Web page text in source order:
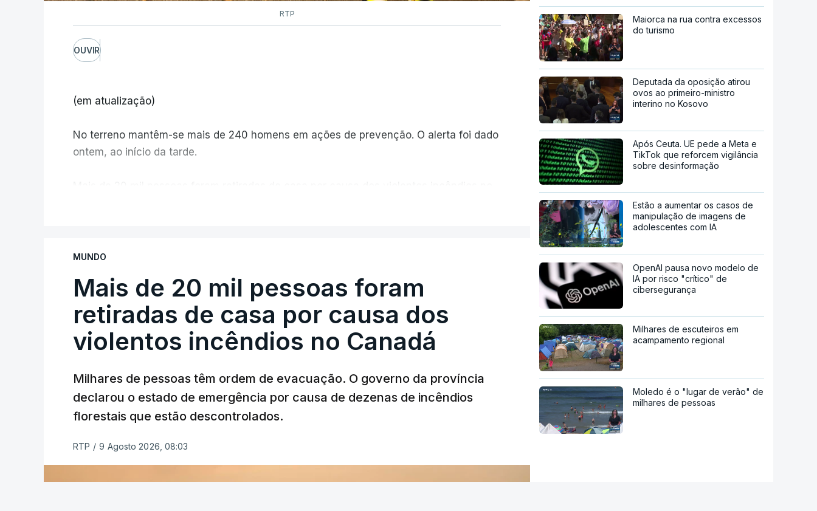
RTP
OUVIR
(em atualização)
No terreno mantêm-se mais de 240 homens em ações de prevenção. O alerta foi dado
ontem, ao início da tarde.
MUNDO
Mais de 20 mil pessoas foram
retiradas de casa por causa dos
violentos incêndios no Canadá
Milhares de pessoas têm ordem de evacuação. O governo da província
declarou o estado de emergência por causa de dezenas de incêndios
florestais que estão descontrolados.
RTP / 9 Agosto 2026, 08:03
Maiorca na rua contra excessos
do turismo
Deputada da oposição atirou
ovos ao primeiro-ministro
interino no Kosovo
Após Ceuta. UE pede a Meta e
TikTok que reforcem vigilância
sobre desinformação
Estão a aumentar os casos de
manipulação de imagens de
adolescentes com IA
OpenAI pausa novo modelo de
IA por risco "crítico" de
cibersegurança
Milhares de escuteiros em
acampamento regional
Moledo é o "lugar de verão" de
milhares de pessoas